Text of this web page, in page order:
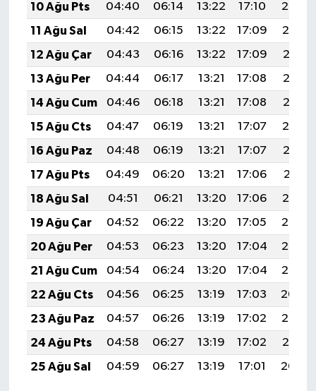
10 Ağu Pts
04:40 06:14 13:22 17:10
20:20
11 Ağu Sal
04:42 06:15 13:22 17:09
20:19
12 Ağu Çar
04:43 06:16 13:22 17:09
20:17
13 Ağu Per
04:44 06:17 13:21 17:08
20:16
14 Ağu Cum
04:46 06:18 13:21 17:08
20:15
15 Ağu Cts
04:47 06:19 13:21 17:07
20:14
16 Ağu Paz
04:48 06:19 13:21 17:07
20:12
17 Ağu Pts
04:49 06:20 13:21 17:06
20:11
18 Ağu Sal
04:51 06:21 13:20 17:06
20:10
19 Ağu Çar
04:52 06:22 13:20 17:05
20:08
20 Ağu Per
04:53 06:23 13:20 17:04
20:07
21 Ağu Cum
04:54 06:24 13:20 17:04
20:06
22 Ağu Cts
04:56 06:25 13:19 17:03
20:04
23 Ağu Paz
04:57 06:26 13:19 17:02
20:03
24 Ağu Pts
04:58 06:27 13:19 17:02
20:01
25 Ağu Sal
04:59 06:27 13:19 17:01 20:00